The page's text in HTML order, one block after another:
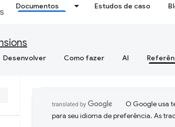
Documentos Estudos de caso
Desenvolver Como fazer AI
O Google usa
para seu idioma de preferência. As